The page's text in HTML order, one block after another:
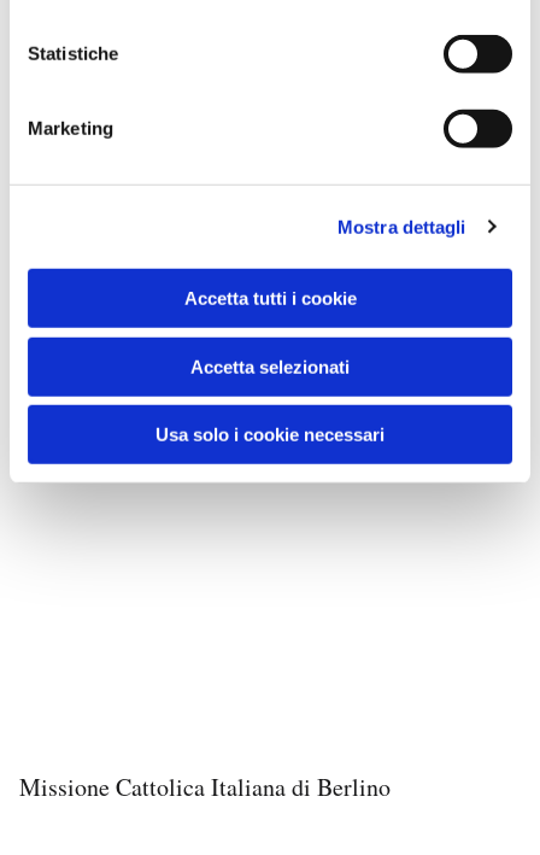
Statistiche
Marketing
Mostra dettagli
Accetta tutti i cookie
Accetta selezionati
Usa solo i cookie necessari
Missione Cattolica Italiana di Berlino